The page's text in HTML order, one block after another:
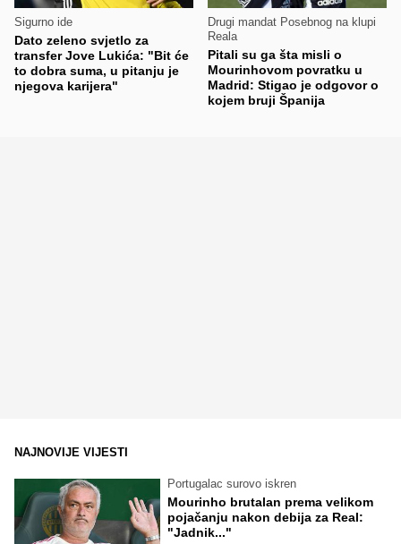
Sigurno ide
Dato zeleno svjetlo za
transfer Jove Lukića: "Bit će
to dobra suma, u pitanju je
njegova karijera"
Drugi mandat Posebnog na klupi
Reala
Pitali su ga šta misli o
Mourinhovom povratku u
Madrid: Stigao je odgovor o
kojem bruji Španija
NAJNOVIJE VIJESTI
Portugalac surovo iskren
Mourinho brutalan prema velikom
pojačanju nakon debija za Real:
"Jadnik..."